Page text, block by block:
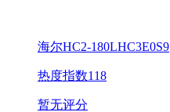
海尔HC2-180LHC3E0S9
热度指数118
暂无评分